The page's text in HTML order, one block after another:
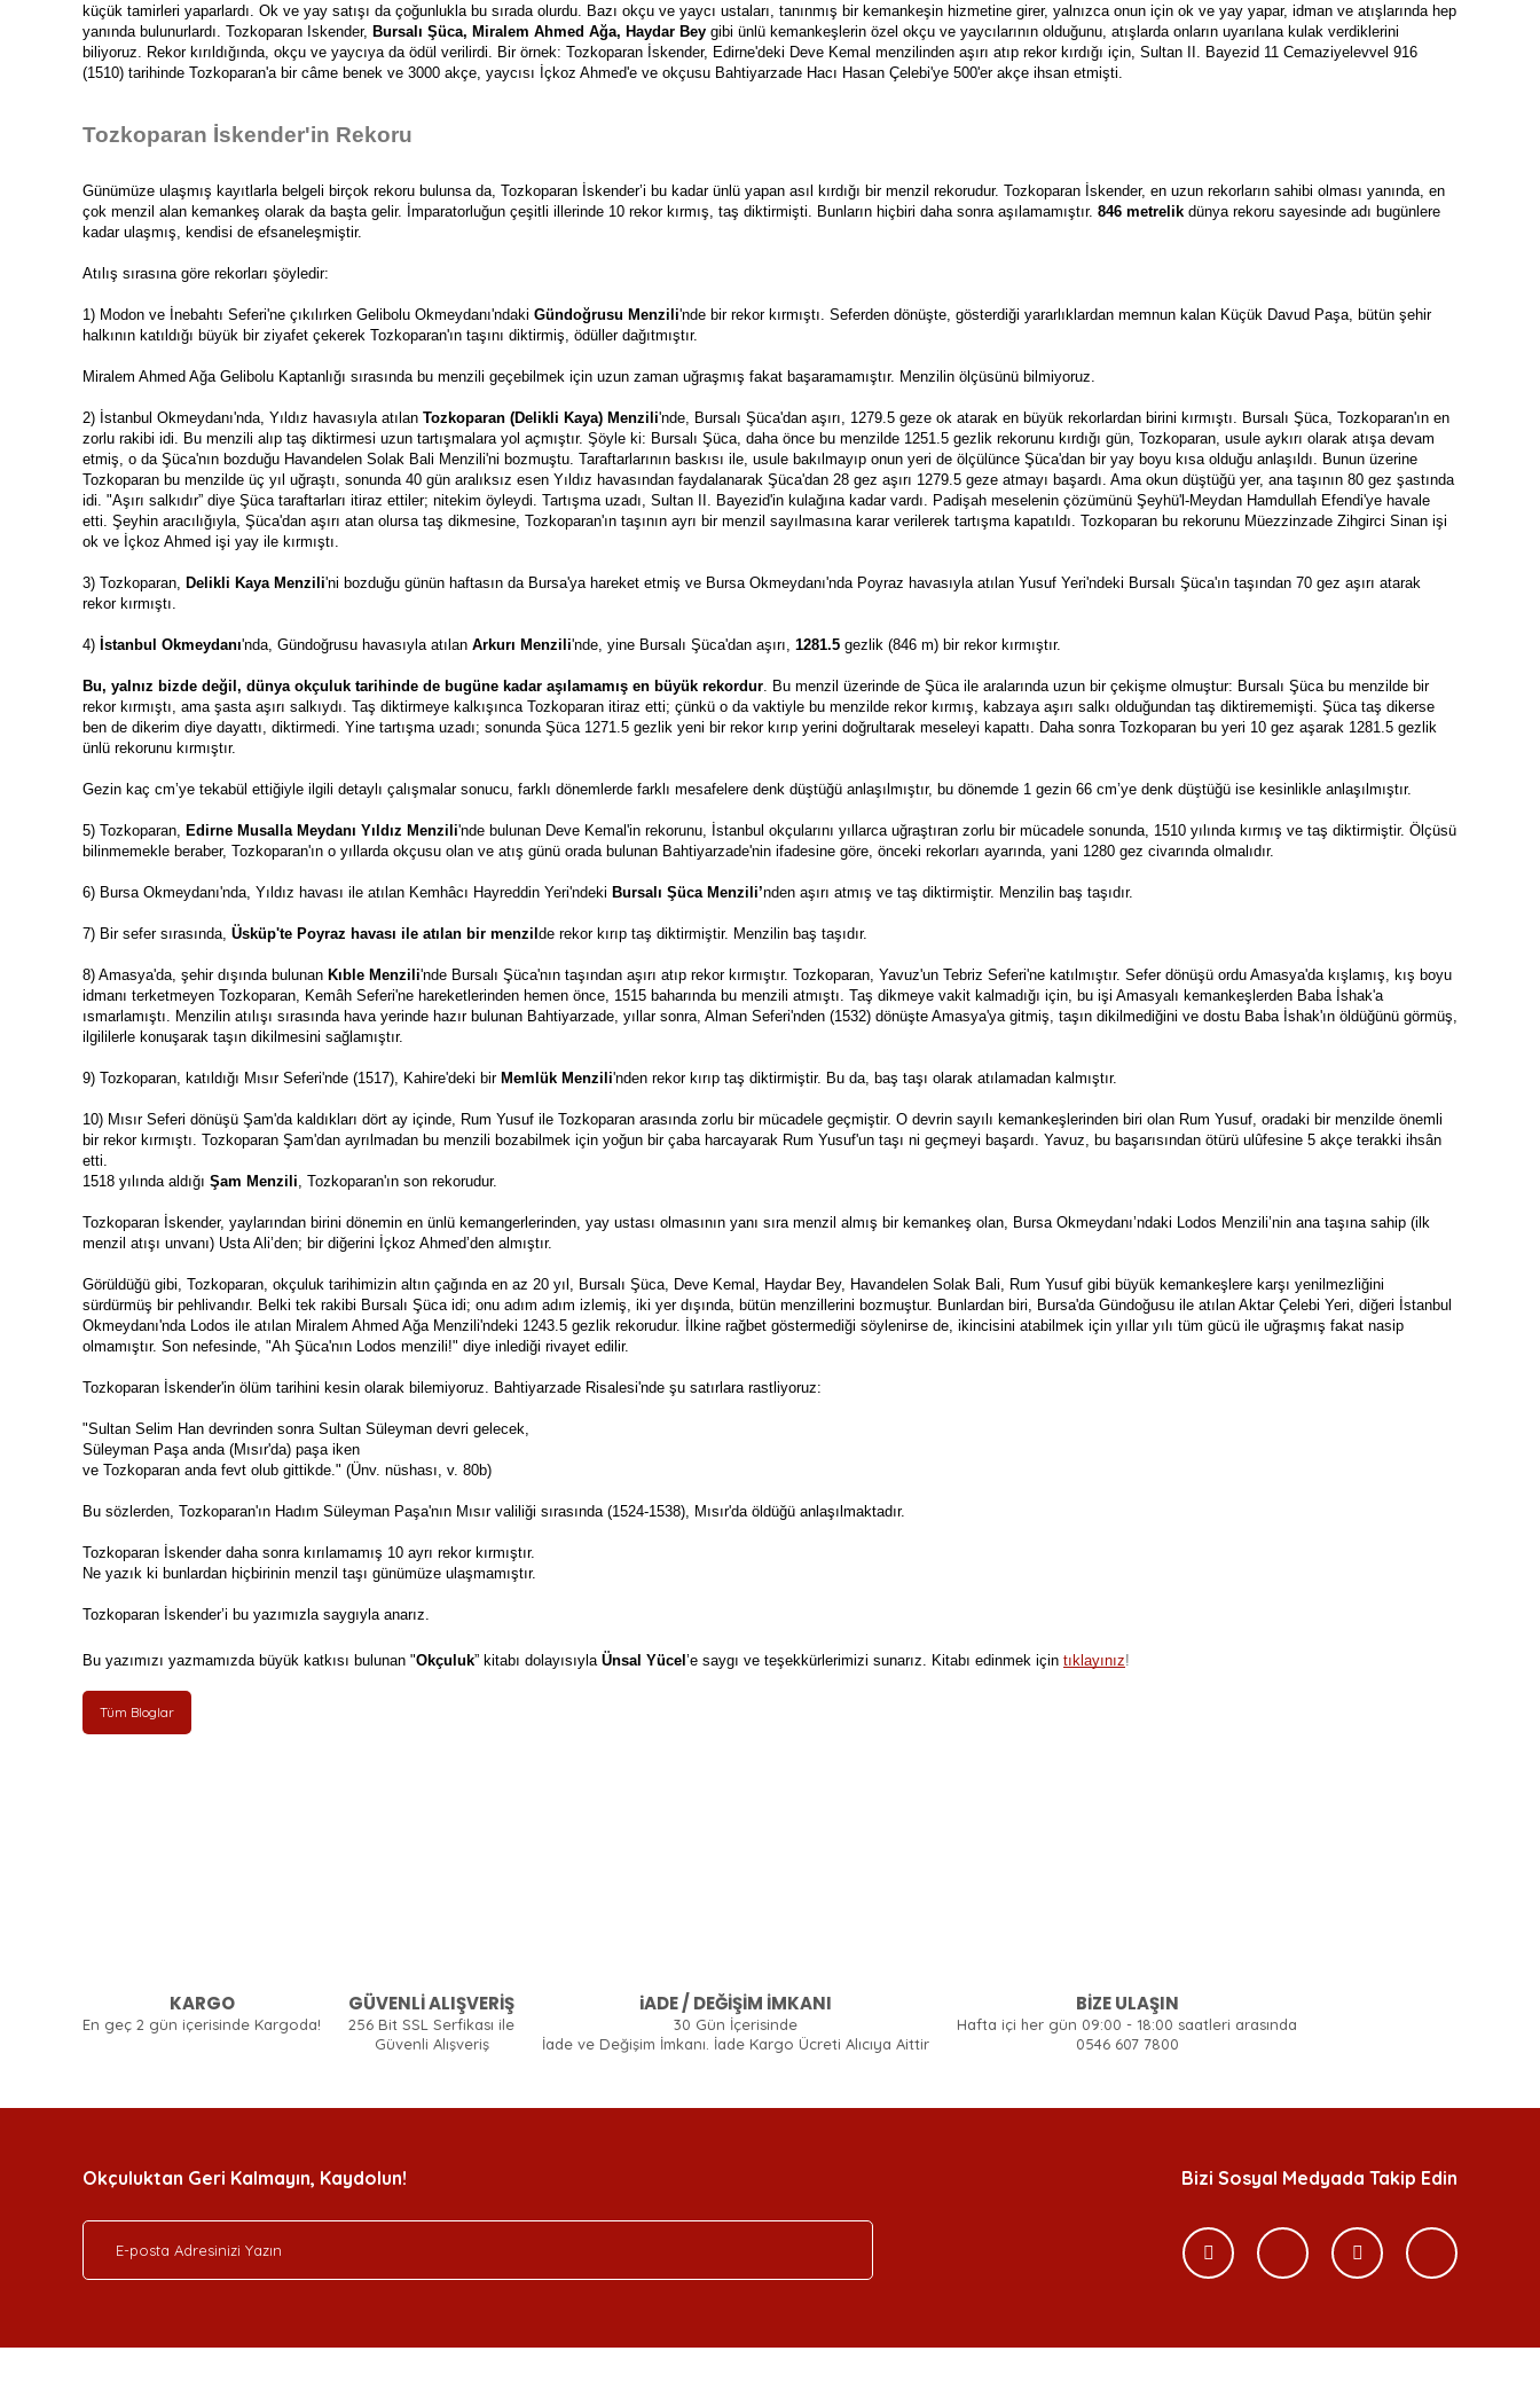
küçük tamirleri yaparlardı. Ok ve yay satışı da çoğunlukla bu sırada olurdu. Bazı okçu ve yaycı ustaları, tanınmış bir kemankeşin hizmetine girer, yalnızca onun için ok ve yay yapar, idman ve atışlarında hep
yanında bulunurlardı. Tozkoparan Iskender, Bursalı Şüca, Miralem Ahmed Ağa, Haydar Bey gibi ünlü kemankeşlerin özel okçu ve yaycılarının olduğunu, atışlarda onların uyarılana kulak verdiklerini
biliyoruz. Rekor kırıldığında, okçu ve yaycıya da ödül verilirdi. Bir örnek: Tozkoparan İskender, Edirne'deki Deve Kemal menzilinden aşırı atıp rekor kırdığı için, Sultan II. Bayezid 11 Cemaziyelevvel 916
(1510) tarihinde Tozkoparan'a bir câme benek ve 3000 akçe, yaycısı İçkoz Ahmed'e ve okçusu Bahtiyarzade Hacı Hasan Çelebi'ye 500'er akçe ihsan etmişti.
Tozkoparan İskender'in Rekoru
Günümüze ulaşmış kayıtlarla belgeli birçok rekoru bulunsa da, Tozkoparan İskender’i bu kadar ünlü yapan asıl kırdığı bir menzil rekorudur. Tozkoparan İskender, en uzun rekorların sahibi olması yanında, en
çok menzil alan kemankeş olarak da başta gelir. İmparatorluğun çeşitli illerinde 10 rekor kırmış, taş diktirmişti. Bunların hiçbiri daha sonra aşılamamıştır. 846 metrelik dünya rekoru sayesinde adı bugünlere
kadar ulaşmış, kendisi de efsaneleşmiştir.
Atılış sırasına göre rekorları şöyledir:
1) Modon ve İnebahtı Seferi'ne çıkılırken Gelibolu Okmeydanı'ndaki Gündoğrusu Menzili'nde bir rekor kırmıştı. Seferden dönüşte, gösterdiği yararlıklardan memnun kalan Küçük Davud Paşa, bütün şehir
halkının katıldığı büyük bir ziyafet çekerek Tozkoparan'ın taşını diktirmiş, ödüller dağıtmıştır.
Miralem Ahmed Ağa Gelibolu Kaptanlığı sırasında bu menzili geçebilmek için uzun zaman uğraşmış fakat başaramamıştır. Menzilin ölçüsünü bilmiyoruz.
2) İstanbul Okmeydanı'nda, Yıldız havasıyla atılan Tozkoparan (Delikli Kaya) Menzili'nde, Bursalı Şüca'dan aşırı, 1279.5 geze ok atarak en büyük rekorlardan birini kırmıştı. Bursalı Şüca, Tozkoparan'ın en
zorlu rakibi idi. Bu menzili alıp taş diktirmesi uzun tartışmalara yol açmıştır. Şöyle ki: Bursalı Şüca, daha önce bu menzilde 1251.5 gezlik rekorunu kırdığı gün, Tozkoparan, usule aykırı olarak atışa devam
etmiş, o da Şüca'nın bozduğu Havandelen Solak Bali Menzili'ni bozmuştu. Taraftarlarının baskısı ile, usule bakılmayıp onun yeri de ölçülünce Şüca'dan bir yay boyu kısa olduğu anlaşıldı. Bunun üzerine
Tozkoparan bu menzilde üç yıl uğraştı, sonunda 40 gün aralıksız esen Yıldız havasından faydalanarak Şüca'dan 28 gez aşırı 1279.5 geze atmayı başardı. Ama okun düştüğü yer, ana taşının 80 gez şastında
idi. "Aşırı salkıdır” diye Şüca taraftarları itiraz ettiler; nitekim öyleydi. Tartışma uzadı, Sultan II. Bayezid'in kulağına kadar vardı. Padişah meselenin çözümünü Şeyhü'l-Meydan Hamdullah Efendi'ye havale
etti. Şeyhin aracılığıyla, Şüca'dan aşırı atan olursa taş dikmesine, Tozkoparan'ın taşının ayrı bir menzil sayılmasına karar verilerek tartışma kapatıldı. Tozkoparan bu rekorunu Müezzinzade Zihgirci Sinan işi
ok ve İçkoz Ahmed işi yay ile kırmıştı.
3) Tozkoparan, Delikli Kaya Menzili'ni bozduğu günün haftasın da Bursa'ya hareket etmiş ve Bursa Okmeydanı'nda Poyraz havasıyla atılan Yusuf Yeri'ndeki Bursalı Şüca'ın taşından 70 gez aşırı atarak
rekor kırmıştı.
4) İstanbul Okmeydanı'nda, Gündoğrusu havasıyla atılan Arkurı Menzili'nde, yine Bursalı Şüca'dan aşırı, 1281.5 gezlik (846 m) bir rekor kırmıştır.
Bu, yalnız bizde değil, dünya okçuluk tarihinde de bugüne kadar aşılamamış en büyük rekordur. Bu menzil üzerinde de Şüca ile aralarında uzun bir çekişme olmuştur: Bursalı Şüca bu menzilde bir
rekor kırmıştı, ama şasta aşırı salkıydı. Taş diktirmeye kalkışınca Tozkoparan itiraz etti; çünkü o da vaktiyle bu menzilde rekor kırmış, kabzaya aşırı salkı olduğundan taş diktirememişti. Şüca taş dikerse
ben de dikerim diye dayattı, diktirmedi. Yine tartışma uzadı; sonunda Şüca 1271.5 gezlik yeni bir rekor kırıp yerini doğrultarak meseleyi kapattı. Daha sonra Tozkoparan bu yeri 10 gez aşarak 1281.5 gezlik
ünlü rekorunu kırmıştır.
Gezin kaç cm’ye tekabül ettiğiyle ilgili detaylı çalışmalar sonucu, farklı dönemlerde farklı mesafelere denk düştüğü anlaşılmıştır, bu dönemde 1 gezin 66 cm’ye denk düştüğü ise kesinlikle anlaşılmıştır.
5) Tozkoparan, Edirne Musalla Meydanı Yıldız Menzili'nde bulunan Deve Kemal'in rekorunu, İstanbul okçularını yıllarca uğraştıran zorlu bir mücadele sonunda, 1510 yılında kırmış ve taş diktirmiştir. Ölçüsü
bilinmemekle beraber, Tozkoparan'ın o yıllarda okçusu olan ve atış günü orada bulunan Bahtiyarzade'nin ifadesine göre, önceki rekorları ayarında, yani 1280 gez civarında olmalıdır.
6) Bursa Okmeydanı'nda, Yıldız havası ile atılan Kemhâcı Hayreddin Yeri'ndeki Bursalı Şüca Menzili’nden aşırı atmış ve taş diktirmiştir. Menzilin baş taşıdır.
7) Bir sefer sırasında, Üsküp'te Poyraz havası ile atılan bir menzil de rekor kırıp taş diktirmiştir. Menzilin baş taşıdır.
8) Amasya'da, şehir dışında bulunan Kıble Menzili'nde Bursalı Şüca'nın taşından aşırı atıp rekor kırmıştır. Tozkoparan, Yavuz'un Tebriz Seferi'ne katılmıştır. Sefer dönüşü ordu Amasya'da kışlamış, kış boyu
idmanı terketmeyen Tozkoparan, Kemâh Seferi'ne hareketlerinden hemen önce, 1515 baharında bu menzili atmıştı. Taş dikmeye vakit kalmadığı için, bu işi Amasyalı kemankeşlerden Baba İshak'a
ısmarlamıştı. Menzilin atılışı sırasında hava yerinde hazır bulunan Bahtiyarzade, yıllar sonra, Alman Seferi'nden (1532) dönüşte Amasya'ya gitmiş, taşın dikilmediğini ve dostu Baba İshak'ın öldüğünü görmüş,
ilgililerle konuşarak taşın dikilmesini sağlamıştır.
9) Tozkoparan, katıldığı Mısır Seferi'nde (1517), Kahire'deki bir Memlük Menzili'nden rekor kırıp taş diktirmiştir. Bu da, baş taşı olarak atılamadan kalmıştır.
10) Mısır Seferi dönüşü Şam'da kaldıkları dört ay içinde, Rum Yusuf ile Tozkoparan arasında zorlu bir mücadele geçmiştir. O devrin sayılı kemankeşlerinden biri olan Rum Yusuf, oradaki bir menzilde önemli
bir rekor kırmıştı. Tozkoparan Şam'dan ayrılmadan bu menzili bozabilmek için yoğun bir çaba harcayarak Rum Yusuf'un taşı ni geçmeyi başardı. Yavuz, bu başarısından ötürü ulûfesine 5 akçe terakki ihsân
etti.
1518 yılında aldığı Şam Menzili, Tozkoparan'ın son rekorudur.
Tozkoparan İskender, yaylarından birini dönemin en ünlü kemangerlerinden, yay ustası olmasının yanı sıra menzil almış bir kemankeş olan, Bursa Okmeydanı’ndaki Lodos Menzili’nin ana taşına sahip (ilk
menzil atışı unvanı) Usta Ali’den; bir diğerini İçkoz Ahmed’den almıştır.
Görüldüğü gibi, Tozkoparan, okçuluk tarihimizin altın çağında en az 20 yıl, Bursalı Şüca, Deve Kemal, Haydar Bey, Havandelen Solak Bali, Rum Yusuf gibi büyük kemankeşlere karşı yenilmezliğini
sürdürmüş bir pehlivandır. Belki tek rakibi Bursalı Şüca idi; onu adım adım izlemiş, iki yer dışında, bütün menzillerini bozmuştur. Bunlardan biri, Bursa'da Gündoğusu ile atılan Aktar Çelebi Yeri, diğeri İstanbul
Okmeydanı'nda Lodos ile atılan Miralem Ahmed Ağa Menzili'ndeki 1243.5 gezlik rekorudur. İlkine rağbet göstermediği söylenirse de, ikincisini atabilmek için yıllar yılı tüm gücü ile uğraşmış fakat nasip
olmamıştır. Son nefesinde, "Ah Şüca'nın Lodos menzili!" diye inlediği rivayet edilir.
Tozkoparan İskender'in ölüm tarihini kesin olarak bilemiyoruz. Bahtiyarzade Risalesi'nde şu satırlara rastliyoruz:
"Sultan Selim Han devrinden sonra Sultan Süleyman devri gelecek,
Süleyman Paşa anda (Mısır'da) paşa iken
ve Tozkoparan anda fevt olub gittikde." (Ünv. nüshası, v. 80b)
Bu sözlerden, Tozkoparan'ın Hadım Süleyman Paşa'nın Mısır valiliği sırasında (1524-1538), Mısır'da öldüğü anlaşılmaktadır.
Tozkoparan İskender daha sonra kırılamamış 10 ayrı rekor kırmıştır.
Ne yazık ki bunlardan hiçbirinin menzil taşı günümüze ulaşmamıştır.
Tozkoparan İskender’i bu yazımızla saygıyla anarız.
Bu yazımızı yazmamızda büyük katkısı bulunan "Okçuluk” kitabı dolayısıyla Ünsal Yücel ’e saygı ve teşekkürlerimizi sunarız. Kitabı edinmek için tıklayınız!
Tüm Bloglar
KARGO
En geç 2 gün içerisinde Kargoda!
GÜVENLİ ALIŞVERİŞ
256 Bit SSL Serfikası ile
Güvenli Alışveriş
iADE / DEĞİŞİM İMKANI
30 Gün İçerisinde
İade ve Değişim İmkanı. İade Kargo Ücreti Alıcıya Aittir
BİZE ULAŞIN
Hafta içi her gün 09:00 - 18:00 saatleri arasında
0546 607 7800
Okçuluktan Geri Kalmayın, Kaydolun! Bizi Sosyal Medyada Takip Edin